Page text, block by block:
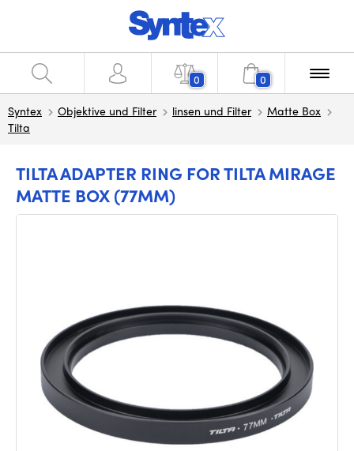
0 0
Syntex Objektive und Filter linsen und Filter
Matte Box
Tilta
TILTA ADAPTER RING FOR TILTA MIRAGE
MATTE BOX (77MM)